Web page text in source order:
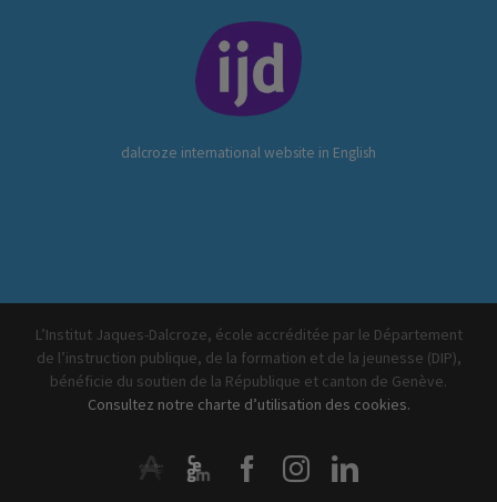
dalcroze international website in English
L’Institut Jaques-Dalcroze, école accréditée par le Département
de l’instruction publique, de la formation et de la jeunesse (DIP),
bénéficie du soutien de la République et canton de Genève.
Consultez notre charte d’utilisation des cookies.
ArtistiQua
CEGM Facebook
Instagram
LinkedIn